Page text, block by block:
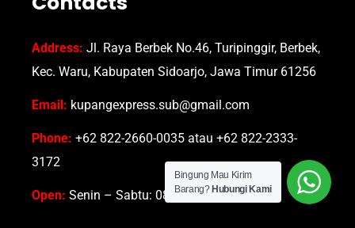
Address: Jl. Raya Berbek No.46, Turipinggir, Berbek,
Kec. Waru, Kabupaten Sidoarjo, Jawa Timur 61256
Email: kupangexpress.sub@gmail.com
Phone: +62 822-2660-0035 atau +62 822-2333-
3172
Open: Senin – Sabtu: 08.00-16.30 WIB
Bingung Mau Kirim
Barang? Hubungi Kami